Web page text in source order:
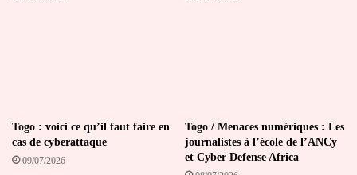
Togo : voici ce qu’il faut faire en
cas de cyberattaque
09/07/2026
Togo / Menaces numériques : Les
journalistes à l’école de l’ANCy
et Cyber Defense Africa